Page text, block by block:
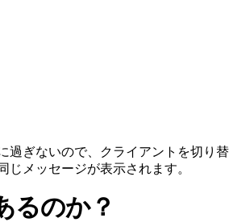
ぎないので、クライアントを切り
メッセージが表示されます。
るのか？